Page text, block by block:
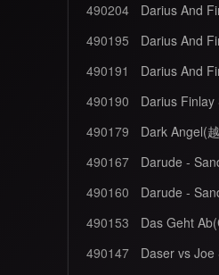
490204
Darius And
490195
490191
490190
Darius
490179
Dark Angel(
490167
Darude -
490160
Darude -
490153
Das Geht
490147
Daser vs